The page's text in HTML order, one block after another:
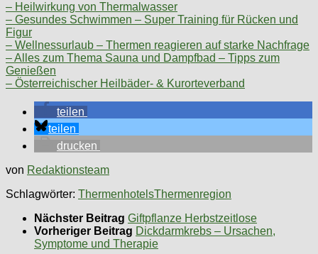
– Heilwirkung von Thermalwasser
– Gesundes Schwimmen – Super Training für Rücken und
Figur
– Wellnessurlaub – Thermen reagieren auf starke Nachfrage
– Alles zum Thema Sauna und Dampfbad – Tipps zum
Genießen
– Österreichischer Heilbäder- & Kurorteverband
teilen
teilen
drucken
von Redaktionsteam
Schlagwörter: ThermenhotelsThermenregion
Nächster Beitrag Giftpflanze Herbstzeitlose
Vorheriger Beitrag Dickdarmkrebs – Ursachen,
Symptome und Therapie